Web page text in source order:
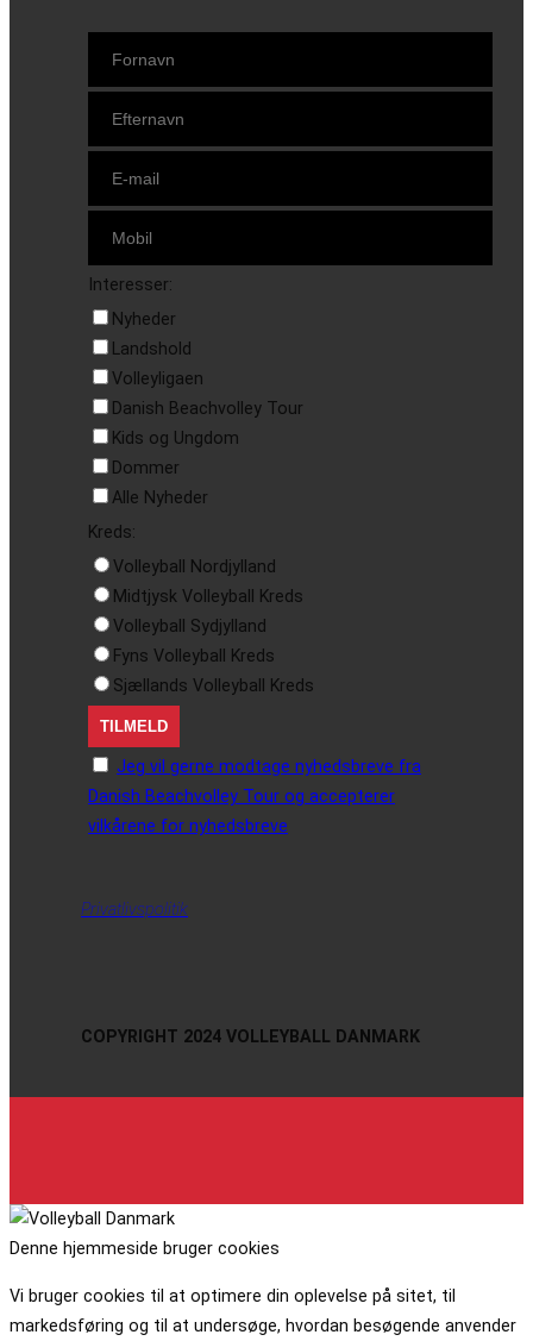
Interesser:
Nyheder
Landshold
Volleyligaen
Danish Beachvolley Tour
Kids og Ungdom
Dommer
Alle Nyheder
Kreds:
Volleyball Nordjylland
Midtjysk Volleyball Kreds
Volleyball Sydjylland
Fyns Volleyball Kreds
Sjællands Volleyball Kreds
Jeg vil gerne modtage nyhedsbreve fra
Danish Beachvolley Tour og accepterer
vilkårene for nyhedsbreve
Privatlivspolitik
COPYRIGHT 2024 VOLLEYBALL DANMARK
Denne hjemmeside bruger cookies
Vi bruger cookies til at optimere din oplevelse på sitet, til
markedsføring og til at undersøge, hvordan besøgende anvender